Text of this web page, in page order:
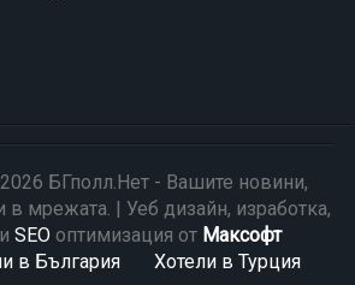
БГполл.Нет - Вашите новини,
в мрежата. | Уеб дизайн, изработка,
SEOоптимизация от Максофт
в България Хотели в Турция